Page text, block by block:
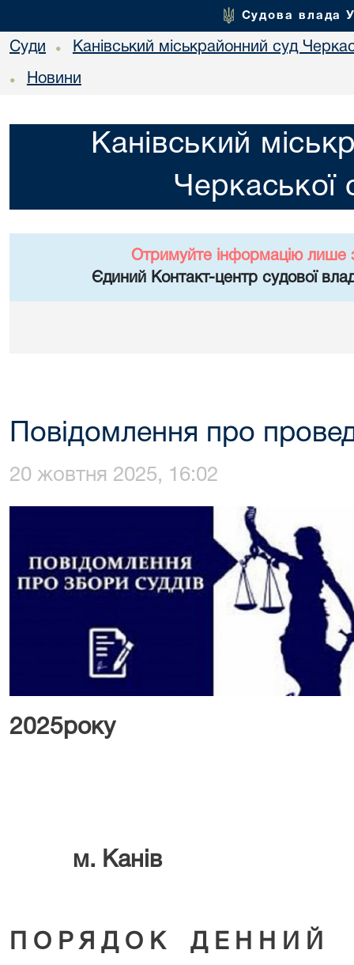
Судова влада
Суди • Канівський міськрайонний суд
• Новини
Канівський
Черкаської
Отримуйте інформацію лише
Єдиний Контакт-центр судової
Повідомлення про
20 жовтня 2025, 16:02
м. Канів
П О Р Я Д О К Д Е Н Н И Й